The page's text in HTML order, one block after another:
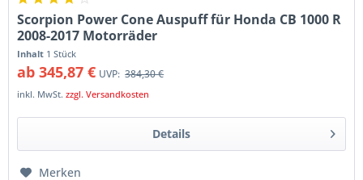
Scorpion Power Cone Auspuff für Honda CB 1000 R
2008-2017 Motorräder
Inhalt 1 Stück
ab 345,87 € UVP: 384,30 €
inkl. MwSt.zzgl. Versandkosten
Details
Merken